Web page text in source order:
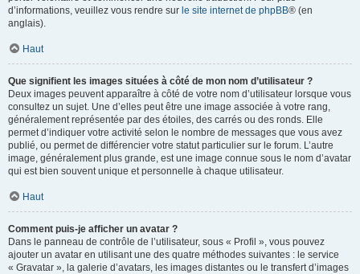
d’informations, veuillez vous rendre sur le site internet de phpBB® (en
anglais).
Haut
Que signifient les images situées à côté de mon nom d’utilisateur ?
Deux images peuvent apparaître à côté de votre nom d’utilisateur lorsque vous
consultez un sujet. Une d’elles peut être une image associée à votre rang,
généralement représentée par des étoiles, des carrés ou des ronds. Elle
permet d’indiquer votre activité selon le nombre de messages que vous avez
publié, ou permet de différencier votre statut particulier sur le forum. L’autre
image, généralement plus grande, est une image connue sous le nom d’avatar
qui est bien souvent unique et personnelle à chaque utilisateur.
Haut
Comment puis-je afficher un avatar ?
Dans le panneau de contrôle de l’utilisateur, sous « Profil », vous pouvez
ajouter un avatar en utilisant une des quatre méthodes suivantes : le service
« Gravatar », la galerie d’avatars, les images distantes ou le transfert d’images